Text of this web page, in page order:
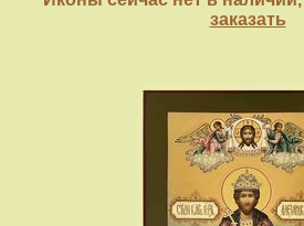
заказать